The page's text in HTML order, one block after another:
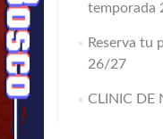
temporada
Reserva tu
26/27
CLINIC DE